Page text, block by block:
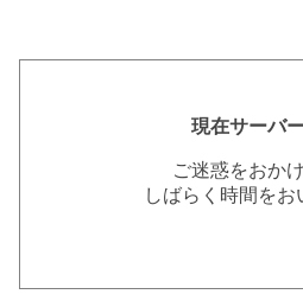
現在サーバ
ご迷惑をおか
しばらく時間を